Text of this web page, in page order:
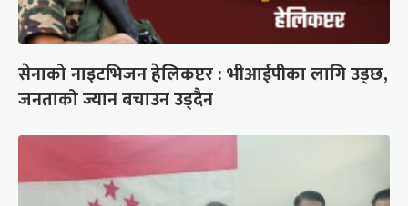
सेनाको नाइटभिजन हेलिकप्टर : भीआईपीका लागि उड्छ,
जनताको ज्यान बचाउन उड्दैन